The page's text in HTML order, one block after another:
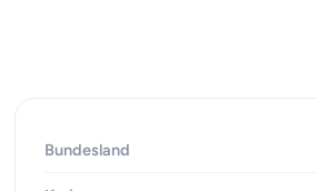
Bundesland